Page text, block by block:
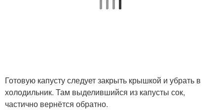
Готовую капусту следует закрыть крышкой и убрать в
холодильник. Там выделившийся из капусты сок,
частично вернётся обратно.